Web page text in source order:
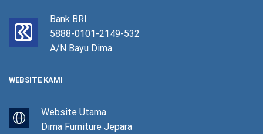
Bank BRI
5888-0101-2149-532
A/N Bayu Dima
WEBSITE KAMI
Website Utama
Dima Furniture Jepara